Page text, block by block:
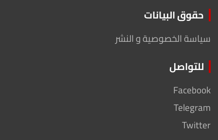
حقوق البيانات
سياسة الخصوصية و النشر
للتواصل
Facebook
Telegram
Twitter